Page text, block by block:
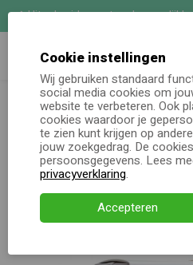
Uitgebreide maatwerk
Online keuzecadeau
Kerstpakketten
Alle momenten
Verjaardagsservice
Zoeken
Oh jee, er lijkt iets niet
De pagina die je zocht lijkt helaas
terug naar de homepagina of
staan voor je klaar!
Cookie instellingen
Wij gebruiken standaard
social media cookies om
website te verbeteren. Ook
cookies waardoor je
te zien kunt krijgen op
jouw zoekgedrag. De
persoonsgegevens. Lees
privacyverklaring.
Accepteren